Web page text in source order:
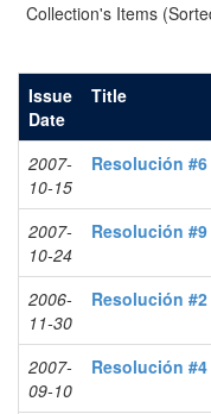
Collection's Items
Issue
Date
Title
2007-
10-15
Resolución #6
2007-
10-24
Resolución #9
2006-
11-30
Resolución #2
2007-
09-10
Resolución #4